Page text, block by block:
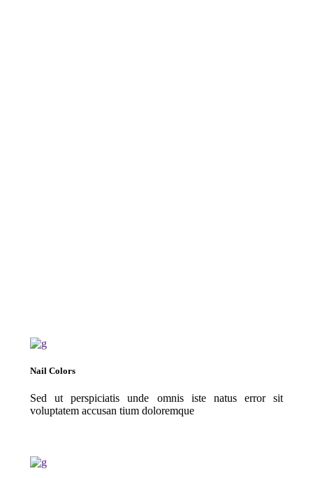
Nail Colors
Sed ut perspiciatis unde omnis iste natus error sit
voluptatem accusan tium doloremque